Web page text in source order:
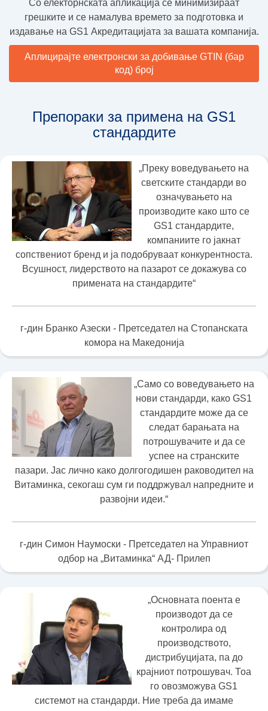
Со електорнската апликација се минимизираат
грешките и се намалува времето за подготовка и
издавање на GS1 Акредитацијата за вашата компанија.
Аплицирајте електронски за добивање GTIN (бар
код) број
Препораки за примена на GS1
стандардите
„Преку воведувањето на
светските стандарди во
означувањето на
производите како што се
GS1 стандардите,
компаниите го јакнат
сопствениот бренд и ја подобруваат конкурентноста.
Всушност, лидерството на пазарот се докажува со
примената на стандардите“
г-дин Бранко Азески - Претседател на Стопанската
комора на Македонија
„Само со воведувањето на
нови стандарди, како GS1
стандардите може да се
следат барањата на
потрошувачите и да се
успее на странските
пазари. Јас лично како долгогодишен раководител на
Витаминка, секогаш сум ги поддржувал напредните и
развојни идеи.“
г-дин Симон Наумоски - Претседател на Управниот
одбор на „Витаминка“ АД- Прилеп
„Основната поента е
производот да се
контролира од
производството,
дистрибуцијата, па до
крајниот потрошувач. Тоа
го овозможува GS1
системот на стандарди. Ние треба да имаме